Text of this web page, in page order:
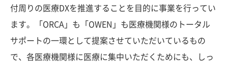
付周りの医療DXを推進することを目的に事業を行ってい
ます。「ORCA」も「OWEN」も医療機関様のトータル
サポートの一環として提案させていただいているもの
で、各医療機関様に医療に集中いただくためにも、しっ